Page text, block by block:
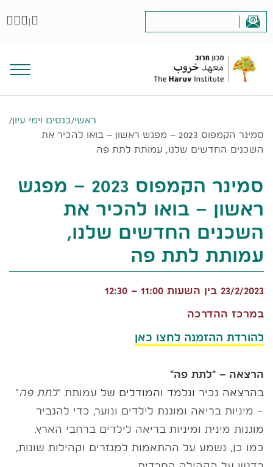
|
ראשי/כנסים וימי עיון/
סמינר הקמפוס 2023 – מפגש ראשון – בואו להכיר את
השכנים החדשים שלנו, עמותת לתת פה
סמינר הקמפוס 2023 – מפגש
ראשון – בואו להכיר את
השכנים החדשים שלנו,
עמותת לתת פה
23/2/2023 בין השעות 11:00 – 12:30
במרכז ההדרכה
להורדת ההזמנה לחצו כאן
הרצאה – "לתת פה"
בהרצאה נכיר ונלמד והמודלים של עמותת "לתת פה"
– מיניות בריאה ומוגנת לילדים ונוער, כדי להגביר
מוגנות מינית ומיניות בריאה לילדים ברחבי הארץ.
כמו כן, נשמע על ההתאמות למגזרים וקהילות שונות,